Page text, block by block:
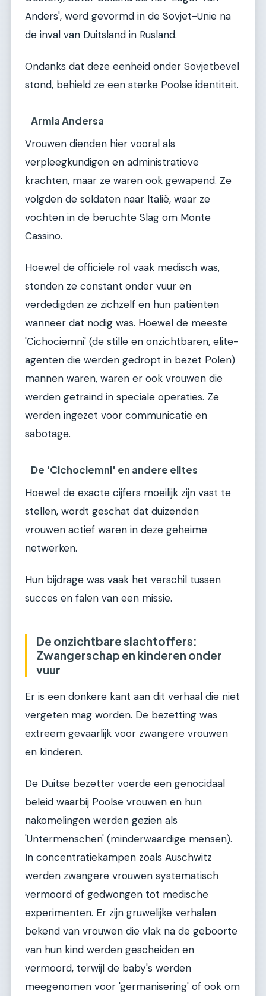
Anders', werd gevormd in de Sovjet-Unie na
de inval van Duitsland in Rusland.
Ondanks dat deze eenheid onder Sovjetbevel
stond, behield ze een sterke Poolse identiteit.
Armia Andersa
Vrouwen dienden hier vooral als
verpleegkundigen en administratieve
krachten, maar ze waren ook gewapend. Ze
volgden de soldaten naar Italië, waar ze
vochten in de beruchte Slag om Monte
Cassino.
Hoewel de officiële rol vaak medisch was,
stonden ze constant onder vuur en
verdedigden ze zichzelf en hun patiënten
wanneer dat nodig was. Hoewel de meeste
'Cichociemni' (de stille en onzichtbaren, elite-
agenten die werden gedropt in bezet Polen)
mannen waren, waren er ook vrouwen die
werden getraind in speciale operaties. Ze
werden ingezet voor communicatie en
sabotage.
De 'Cichociemni' en andere elites
Hoewel de exacte cijfers moeilijk zijn vast te
stellen, wordt geschat dat duizenden
vrouwen actief waren in deze geheime
netwerken.
Hun bijdrage was vaak het verschil tussen
succes en falen van een missie.
De onzichtbare slachtoffers:
Zwangerschap en kinderen onder
vuur
Er is een donkere kant aan dit verhaal die niet
vergeten mag worden. De bezetting was
extreem gevaarlijk voor zwangere vrouwen
en kinderen.
De Duitse bezetter voerde een genocidaal
beleid waarbij Poolse vrouwen en hun
nakomelingen werden gezien als
'Untermenschen' (minderwaardige mensen).
In concentratiekampen zoals Auschwitz
werden zwangere vrouwen systematisch
vermoord of gedwongen tot medische
experimenten. Er zijn gruwelijke verhalen
bekend van vrouwen die vlak na de geboorte
van hun kind werden gescheiden en
vermoord, terwijl de baby's werden
meegenomen voor 'germanisering' of ook om